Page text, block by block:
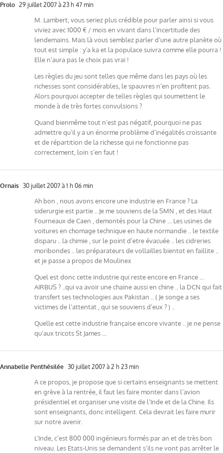
Prolo 29 juillet 2007 à 23 h 47 min
M. Lambert, vous seriez plus crédible pour parler ainsi si vous
viviez avec 1000 € / mois en vivant dans l’incertitude des
lendemains. Mais là vous semblez parler d’une autre planète où
tout est simple : y’a ka et la populace suivra comme elle pourra !
Elle n’aura pas le choix pas vrai !
Les règles du jeu sont telles que même dans les pays où les
richesses sont considérables, le spauvres n’en profitent pas.
Alors pourquoi accepter de telles règles qui soumettent le
monde à de très fortes convulsions ?
Quand bienmême tout n’est pas négatif, pourquoi ne pas
admettre qu’il y a un énorme problème d’inégalités croissante
et de répartition de la richesse qui ne fonctionne pas
correctement, loin s’en faut !
Ornais 30 juillet 2007 à 1 h 06 min
Ah bon , nous avons encore une industrie en France ? La
siderurgie est partie .. Je me souviens de la SMN , et des Haut
Fourneaux de Caen , demontés pour la Chine … Les usines de
voitures en chomage technique en haute normandie .. le textile
disparu .. la chimie , sur le point d’etre évacuée .. les cidreries
moribondes .. les préparateurs de vollailles bientot en faillite ..
et je passe a propos de Moulinex
Quel est donc cette industrie qui reste encore en France …
AIRBUS ? ..qui va avoir une chaine aussi en chine .. la DCN qui fait
transfert ses technologies aux Pakistan .. ( Je songe a ses
victimes de l’attentat , qui se souviens d’eux ? ) ..
Quelle est cette industrie française encore vivante .. je ne pense
qu’aux tricots St James …
Annabelle Penthésilée 30 juillet 2007 à 2 h 23 min
A ce propos, je propose que si certains enseignants se mettent
en grève à la rentrée, il faut les faire monter dans l’avion
présidentiel et organiser une visite de l’Inde et de la Chine. Ils
sont enseignants, donc intelligent. Cela devrait les faire murir
sur notre avenir.
L’Inde, c’est 800 000 ingénieurs formés par an et de très bon
niveau. Les Etats-Unis se demandent s’ils ne vont pas arrêter le